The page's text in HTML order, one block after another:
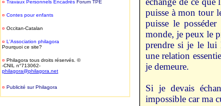
¤ Travaux Personnels Encadrés Forum TPE
¤ Contes pour enfants
¤ Occitan-Catalan
¤ L'Association philagora
Pourquoi ce site?
¤ Philagora tous droits réservés. ©
-CNIL n°713062-
philagora@philagora.net
¤ Publicité sur Philagora
puisse à mon tour
puisse le
monde, je peux le
prendre si je le lui
une relation
je demeure.
Si je devais
impossible car ma